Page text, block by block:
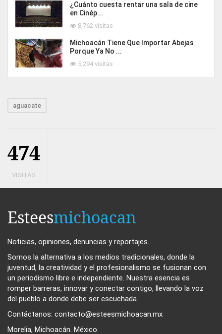
¿Cuánto cuesta rentar una sala de cine
en Cinép...
8,762 visitas
Michoacán Tiene Que Importar Abejas
Porque Ya No ...
5,294 visitas
aguacate
474
VISITAS
Esteesmichoacan
Noticias, opiniones, denuncias y reportajes.
Somos la alternativa a los medios tradicionales, donde la
juventud, la creatividad y el profesionalismo se fusionan con
un periodismo libre e independiente. Nuestra esencia es
romper barreras, innovar y conectar contigo, llevando la voz
del pueblo a donde debe ser escuchada.
Contáctanos: contacto@esteesmichoacan.mx
Morelia, Michoacán. México.